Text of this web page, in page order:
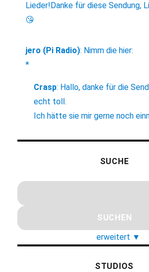
Lieder!Danke für diese Sendung,
😘
jero (Pi Radio): Nimm die hier:
*
Crasp: Hallo, danke für die
echt toll.
Ich hätte sie mir gerne noch
SUCHE
erweitert ▼
STUDIOS